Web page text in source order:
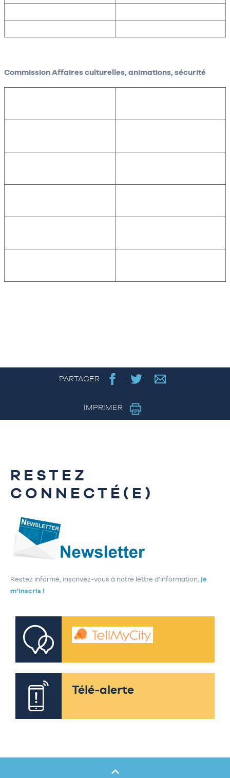
Commission Affaires culturelles, animations, sécurité
PARTAGER
IMPRIMER
RESTEZ
CONNECTÉ(E)
Restez informé, inscrivez-vous à notre lettre d’information, je
m’inscris !
Télé-alerte